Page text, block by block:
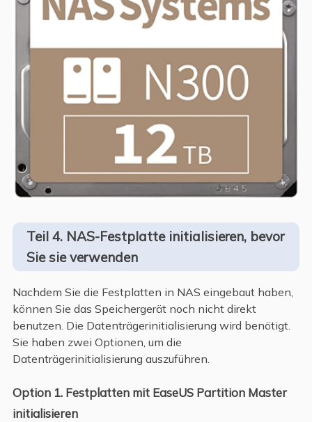
Teil 4. NAS-Festplatte initialisieren, bevor
Sie sie verwenden
Nachdem Sie die Festplatten in NAS eingebaut haben,
können Sie das Speichergerät noch nicht direkt
benutzen. Die Datenträgerinitialisierung wird benötigt.
Sie haben zwei Optionen, um die
Datenträgerinitialisierung auszuführen.
Option 1. Festplatten mit EaseUS Partition Master
initialisieren